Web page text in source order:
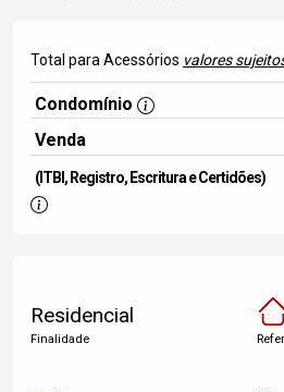
Total para Acessórios valores
Condomínio
Venda
(ITBI, Registro, Escritura e Certidões)
Residencial
Finalidade